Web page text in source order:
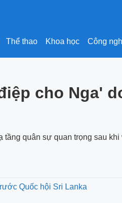
Thể thao Khoa học Công
cho Nga'
quân sự quan trọng sau
Quốc hội Sri Lanka